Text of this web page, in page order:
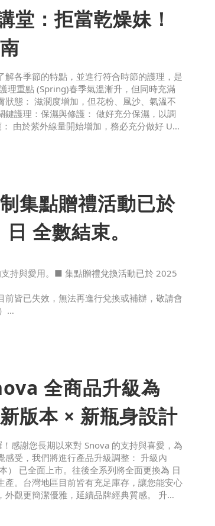
堂：拒當乾燥妹！
解各季節的特點，並進行符合時節的護理，是
理重點 (Spring)春季氣溫漸升，但同時充滿
態： 滋潤度增加，但花粉、風沙、氣溫不
護理：保濕與修護： 做好充分保濕，以調
由於紫外線量開始增加，務必充分做好 UV
汗水和
集點贈禮活動已於
全數結束。
持與愛用。■ 集點贈禮兌換活動已於 2025
皆已失效，無法再進行兌換或補辦，敬請會
法恢復或延長
全商品升級為
版本 × 新瓶身設計
感謝您長期以來對 Snova 的支持與喜愛，為
感受，我們將進行產品升級調整： 升級內
） 已全面上市。往後全系列將全面更換為 日
產。台灣地區目前皆有充足庫存，讓您能安心
觀更簡潔優雅，延續品牌經典質感。 升級
終相信，肌膚值得被最好